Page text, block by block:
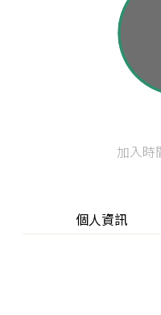
加入時
個人資訊